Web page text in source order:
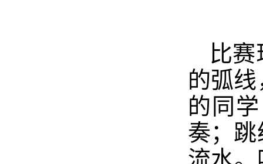
比
的弧
的同
奏；